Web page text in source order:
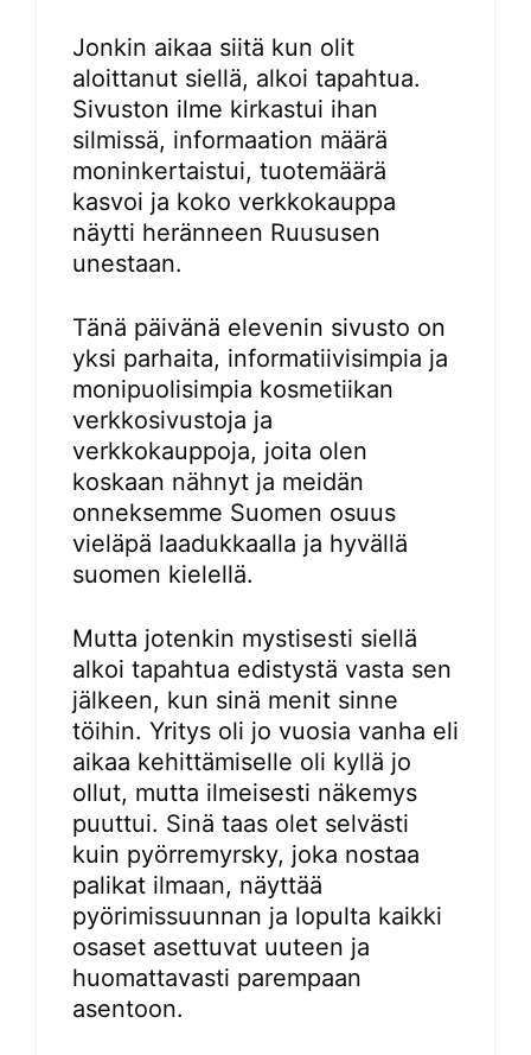
Jonkin aikaa siitä kun olit
aloittanut siellä, alkoi tapahtua.
Sivuston ilme kirkastui ihan
silmissä, informaation määrä
moninkertaistui, tuotemäärä
kasvoi ja koko verkkokauppa
näytti heränneen Ruususen
unestaan.
Tänä päivänä elevenin sivusto on
yksi parhaita, informatiivisimpia ja
monipuolisimpia kosmetiikan
verkkosivustoja ja
verkkokauppoja, joita olen
koskaan nähnyt ja meidän
onneksemme Suomen osuus
vieläpä laadukkaalla ja hyvällä
suomen kielellä.
Mutta jotenkin mystisesti siellä
alkoi tapahtua edistystä vasta sen
jälkeen, kun sinä menit sinne
töihin. Yritys oli jo vuosia vanha eli
aikaa kehittämiselle oli kyllä jo
ollut, mutta ilmeisesti näkemys
puuttui. Sinä taas olet selvästi
kuin pyörremyrsky, joka nostaa
palikat ilmaan, näyttää
pyörimissuunnan ja lopulta kaikki
osaset asettuvat uuteen ja
huomattavasti parempaan
asentoon.